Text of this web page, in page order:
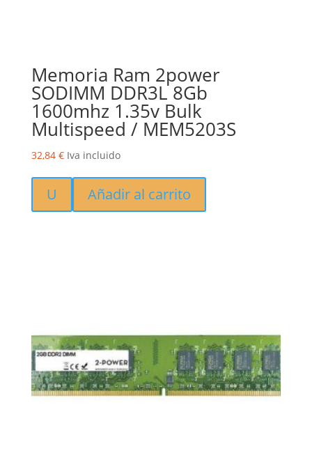
Memoria Ram 2power
SODIMM DDR3L 8Gb
1600mhz 1.35v Bulk
Multispeed / MEM5203S
32,84 € Iva incluido
U Añadir al carrito